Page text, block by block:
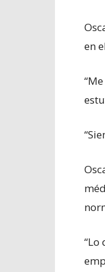
en
“Lo